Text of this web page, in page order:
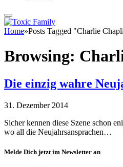
Home»Posts Tagged "Charlie
Browsing:
Die einzig wahre
31. Dezember 2014
Sicher kennen diese Szene schon
wo all die Neujahrsansprachen…
Melde Dich jetzt im Newsletter an